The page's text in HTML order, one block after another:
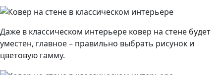
Даже в классическом интерьере ковер на стене будет
уместен, главное – правильно выбрать рисунок и
цветовую гамму.